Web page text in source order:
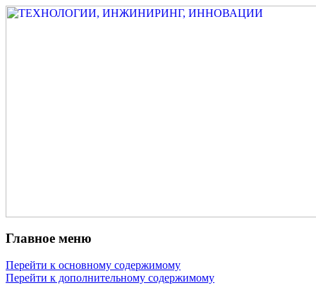
Главное меню
Перейти к основному содержимому
Перейти к дополнительному содержимому